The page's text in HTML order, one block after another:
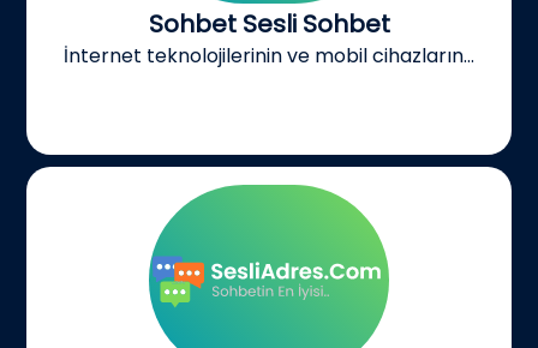
Sohbet Sesli Sohbet
İnternet teknolojilerinin ve mobil cihazların...